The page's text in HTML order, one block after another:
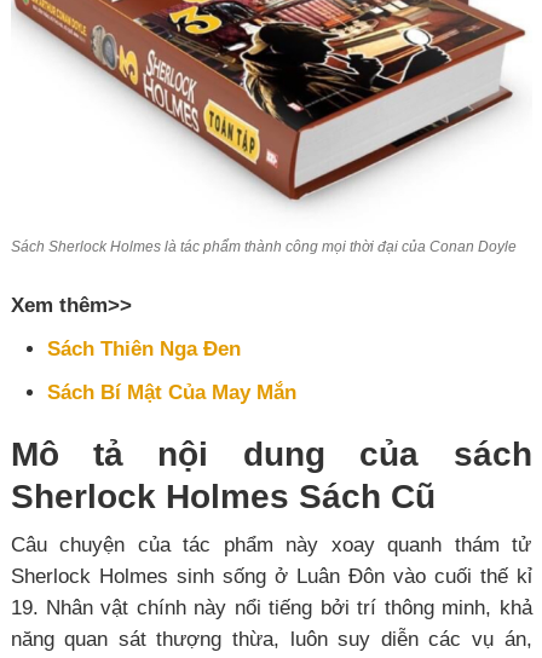
Sách Sherlock Holmes là tác phẩm thành công mọi thời đại của Conan Doyle
Xem thêm>>
Sách Thiên Nga Đen
Sách Bí Mật Của May Mắn
Mô tả nội dung của sách
Sherlock Holmes Sách Cũ
Câu chuyện của tác phẩm này xoay quanh thám tử
Sherlock Holmes sinh sống ở Luân Đôn vào cuối thế kỉ
19. Nhân vật chính này nổi tiếng bởi trí thông minh, khả
năng quan sát thượng thừa, luôn suy diễn các vụ án,